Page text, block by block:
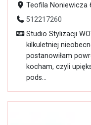
Teofila Noniewicza
512217260
Studio Stylizacji
kilkuletniej
postanowiłam
kocham, czyli
pods...